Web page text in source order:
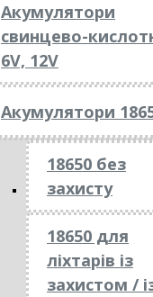
Акумулятори
свинцево-
6V, 12V
Акумулятори
18650 без
захисту
18650 для
ліхтарів із
захистом /